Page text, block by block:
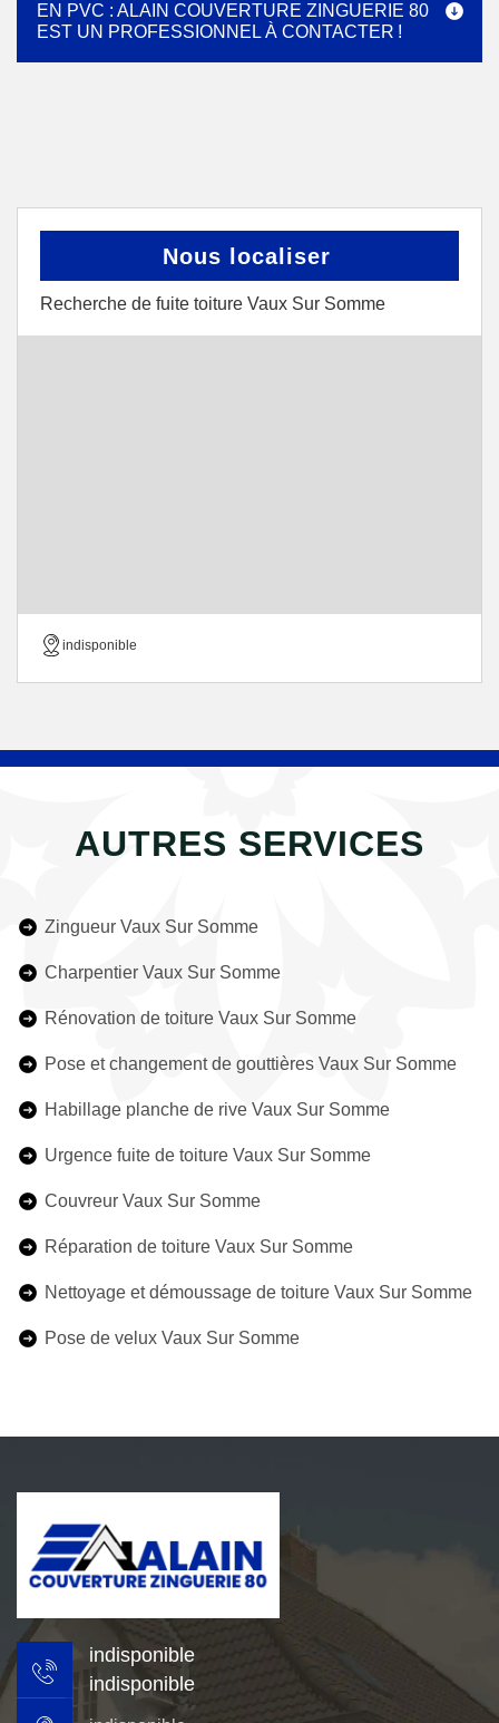
EN PVC : ALAIN COUVERTURE ZINGUERIE 80
EST UN PROFESSIONNEL À CONTACTER !
Nous localiser
Recherche de fuite toiture Vaux Sur Somme
indisponible
AUTRES SERVICES
Zingueur Vaux Sur Somme
Charpentier Vaux Sur Somme
Rénovation de toiture Vaux Sur Somme
Pose et changement de gouttières Vaux Sur Somme
Habillage planche de rive Vaux Sur Somme
Urgence fuite de toiture Vaux Sur Somme
Couvreur Vaux Sur Somme
Réparation de toiture Vaux Sur Somme
Nettoyage et démoussage de toiture Vaux Sur Somme
Pose de velux Vaux Sur Somme
indisponible
indisponible